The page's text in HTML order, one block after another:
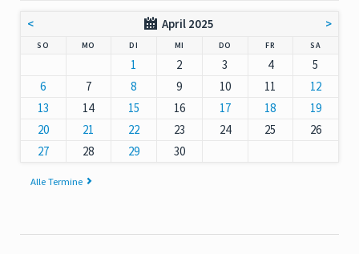
< April 2025 >
SO MO DI MI DO NNERSTAG
FR SAMSTAG
1 2 3 4
5
6
7 8 9 10 11
12
13
14 15 16 17 18
19
20
21 22 23 24 25
26
27
28 29 30
Alle Termine